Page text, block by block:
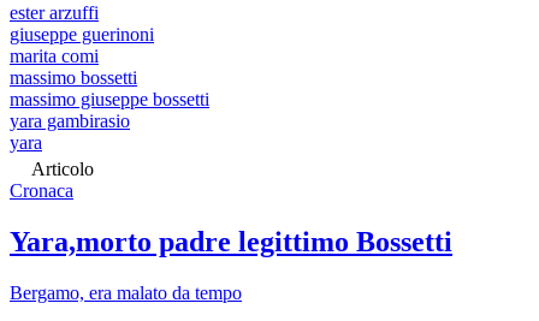
ester arzuffi
giuseppe guerinoni
marita comi
massimo bossetti
massimo giuseppe bossetti
yara gambirasio
yara
Articolo
Cronaca
Yara,morto padre legittimo Bossetti
Bergamo, era malato da tempo